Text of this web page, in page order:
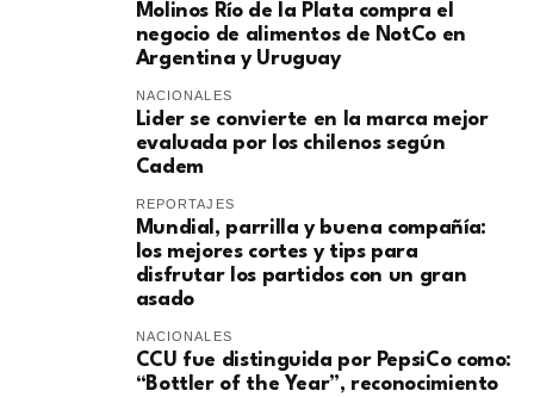
Molinos Río de la Plata compra el
negocio de alimentos de NotCo en
Argentina y Uruguay
NACIONALES
Lider se convierte en la marca mejor
evaluada por los chilenos según
Cadem
REPORTAJES
Mundial, parrilla y buena compañía:
los mejores cortes y tips para
disfrutar los partidos con un gran
asado
NACIONALES
CCU fue distinguida por PepsiCo como:
“Bottler of the Year”, reconocimiento